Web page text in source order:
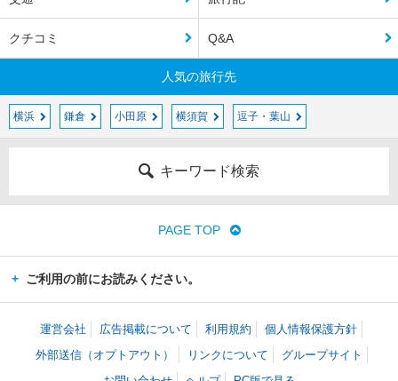
クチコミ Q&A
人気の旅行先
横浜 鎌倉 小田原 横須賀 逗子・葉山
キーワード検索
PAGE TOP
ご利用の前にお読みください。
運営会社 広告掲載について 利用規約
個人情報保護方針
外部送信（オプトアウト）
リンクについて
グループサイト